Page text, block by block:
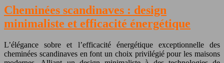
Cheminées scandinaves : design
minimaliste et efficacité énergétique
L’élégance sobre et l’efficacité énergétique exceptionnelle des
cheminées scandinaves en font un choix privilégié pour les maisons